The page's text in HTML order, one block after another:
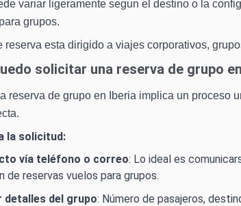
variar ligeramente segun el destino o la
grupos.
reserva esta dirigido a viajes corporativos,
solicitar una reserva de grupo
reserva de grupo en Iberia implica un proceso
la solicitud:
vía teléfono o correo: Lo ideal es
de reservas vuelos para grupos.
detalles del grupo: Número de pasajeros,